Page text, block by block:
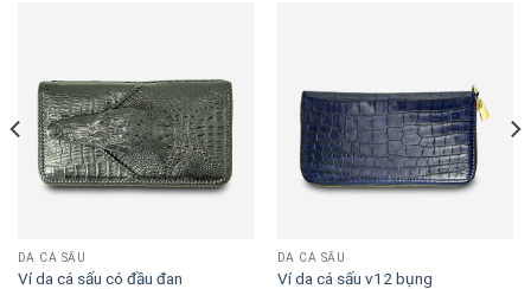
DA CÁ SẤU
Ví da cá sấu có đầu đan
DA CÁ SẤU
Ví da cá sấu v12 bụng